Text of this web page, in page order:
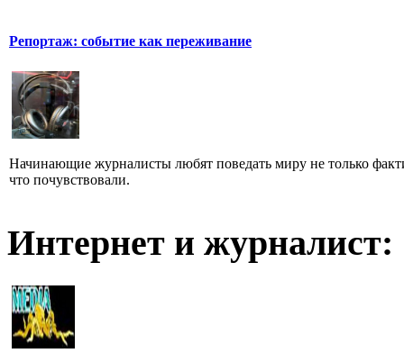
Репортаж: событие как переживание
Начинающие журналисты любят поведать миру не только
что почувствовали.
Интернет и журналист: